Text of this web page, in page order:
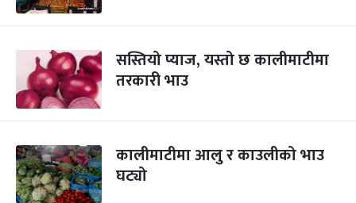
सस्तियो प्याज, यस्तो छ कालीमाटीमा
तरकारी भाउ
कालीमाटीमा आलु र काउलीको भाउ
घट्यो